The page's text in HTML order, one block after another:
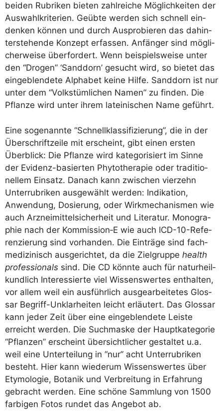
bei­den Rubri­ken bie­ten zahl­rei­che Mög­lich­kei­ten der
Aus­wahl­kri­te­ri­en. Geüb­te wer­den sich schnell ein­
den­ken kön­nen und durch Aus­pro­bie­ren das dahin­
ter­ste­hen­de Kon­zept erfas­sen. Anfän­ger sind mög­li­
cher­wei­se über­for­dert. Wenn bei­spiels­wei­se unter
den “Dro­gen” ‘Sand­dorn’ gesucht wird, so bie­tet das
ein­ge­blen­de­te Alpha­bet kei­ne Hil­fe. Sand­dorn ist nur
unter dem “Volks­tüm­li­chen Namen” zu fin­den. Die
Pflan­ze wird unter ihrem latei­ni­schen Name geführt.
Eine soge­nann­te “Schnell­klas­si­fi­zie­rung”, die in der
Über­schrift­zei­le mit erscheint, gibt einen ers­ten
Über­blick: Die Pflan­ze wird kate­go­ri­siert im Sin­ne
der Evi­denz-basier­ten Phy­to­the­ra­pie oder tra­di­tio­
nel­lem Ein­satz. Danach kann zwi­schen vier­zehn
Unter­ru­bri­ken aus­ge­wählt wer­den: Indi­ka­ti­on,
Anwen­dung, Dosie­rung, oder Wirk­me­cha­nis­men wie
auch Arz­nei­mit­tel­si­cher­heit und Lite­ra­tur. Mono­gra­
phie nach der Kommission‑E wie auch ICD-10-Refe­
ren­zie­rung sind vor­han­den. Die Ein­trä­ge sind fach­
me­di­zi­nisch aus­ge­rich­tet, da die Ziel­grup­pe health
pro­fes­sio­nals sind. Die CD könn­te auch für natur­heil­
kund­lich Inter­es­sier­te viel Wis­sens­wer­tes ent­hal­ten,
vor allem weil ein aus­führ­lich aus­ge­ar­bei­te­tes Glos­
sar Begriff-Unklar­hei­ten leicht erläu­tert. Das Glos­sar
kann jeder Zeit über eine ein­ge­blen­de­te Leis­te
erreicht wer­den. Die Such­mas­ke der Haupt­ka­te­go­rie
“Pflan­zen” erscheint über­sicht­li­cher gestal­tet u.a.
weil eine Unter­tei­lung in “nur” acht Unter­ru­bri­ken
besteht. Hier kann wie­der­um Wis­sens­wer­tes über
Ety­mo­lo­gie, Bota­nik und Ver­brei­tung in Erfah­rung
gebracht wer­den. Eine schö­ne Samm­lung von 1500
far­bi­gen Fotos run­det das Ange­bot ab.